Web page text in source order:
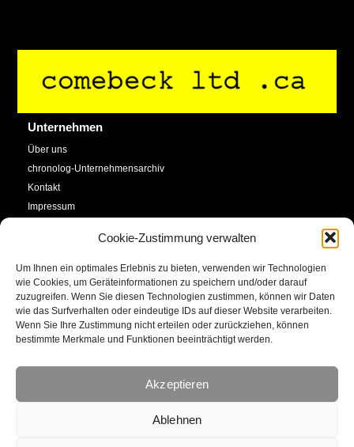
Cookie-Zustimmung verwalten
Um Ihnen ein optimales Erlebnis zu bieten, verwenden wir Technologien
wie Cookies, um Geräteinformationen zu speichern und/oder darauf
zuzugreifen. Wenn Sie diesen Technologien zustimmen, können wir Daten
wie das Surfverhalten oder eindeutige IDs auf dieser Website verarbeiten.
Wenn Sie Ihre Zustimmung nicht erteilen oder zurückziehen, können
bestimmte Merkmale und Funktionen beeinträchtigt werden.
Akzeptieren
Ablehnen
Back
Unternehmen
Über uns
chronolog-Unternehmensarchiv
Kontakt
Impressum
Cookie-Richtlinie (EU)
Service
SHOP
Newsletter
Kalender
Social Media
Facebook